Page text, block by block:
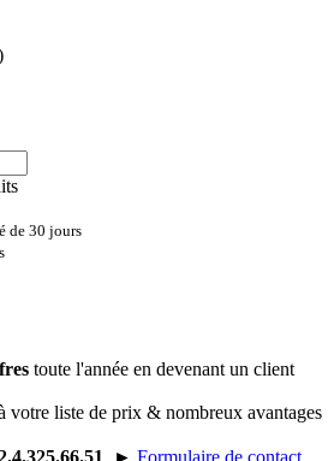
de 30 jours
toute l'année en devenant un client
votre liste de prix & nombreux avantages
► Formulaire de contact